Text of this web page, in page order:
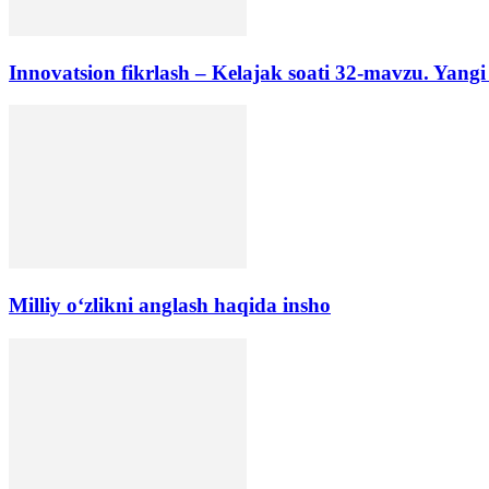
Innovatsion fikrlash – Kelajak soati 32-mavzu. Yangi
Milliy o‘zlikni anglash haqida insho